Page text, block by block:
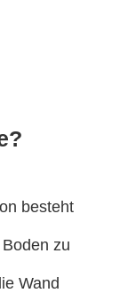
besteht
zu
Wand